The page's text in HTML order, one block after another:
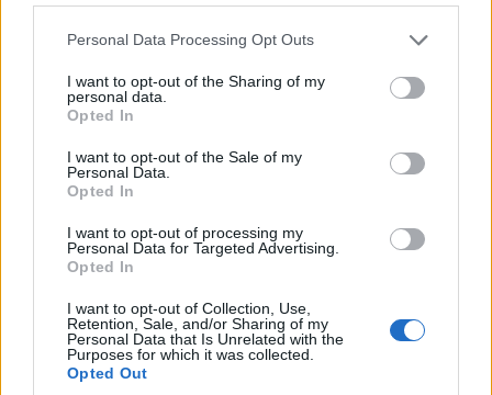
rechazar tal procesamiento. Puede cambiar sus preferencias
a este sitio y haciendo clic en el botón "Privacidad" en la
parte inferior de la página web.
Please note that this website/app uses one or more Google
services and may gather and store information including but
not limited to your visit or usage behaviour. You may click to
use your data for below specified purposes in below Google
consent section.
Personal Data Processing Opt Outs
I want to opt-out of the Sharing of my
personal data.
Opted In
I want to opt-out of the Sale of my
Personal Data.
Opted In
I want to opt-out of processing my
Personal Data for Targeted Advertising.
Opted In
I want to opt-out of Collection, Use,
Retention, Sale, and/or Sharing of my
Personal Data that Is Unrelated with the
Purposes for which it was collected.
Opted Out
¿Por qué se contagia?
La ciencia explica por qué el bostezo es contagioso
9 apps que valen oro
No son populares, pero sí extraordinariamente